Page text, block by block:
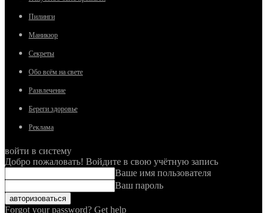
Пилинги
Маникюр
Секреты
Обо всём на свете
Развлечение
Береги здоровье
Реклама
войти в систему
Добро пожаловать! Войдите в свою учётную запись
Ваше имя пользователя
Ваш пароль
Forgot your password? Get help